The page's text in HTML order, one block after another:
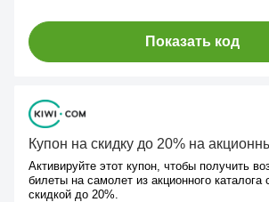
Показать код
Купон на скидку до 20% на
Активируйте этот купон, чтобы получить
билеты на самолет из акционного каталога
скидкой до 20%.